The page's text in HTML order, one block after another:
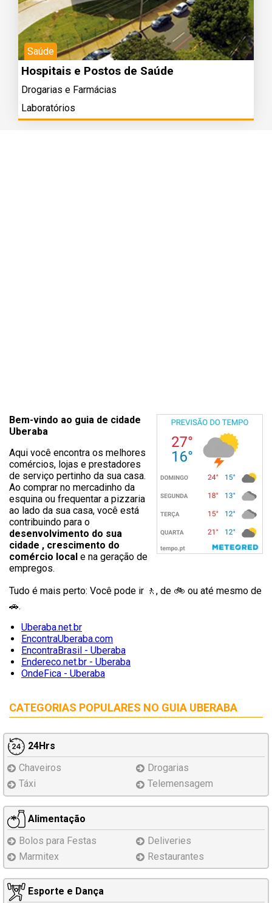
Saúde
Hospitais e Postos de Saúde
Drogarias e Farmácias
Laboratórios
Bem-vindo ao guia de cidade
Uberaba
Aqui você encontra os melhores
comércios, lojas e prestadores
de serviço pertinho da sua casa.
Ao comprar no mercadinho da
esquina ou frequentar a pizzaria
ao lado da sua casa, você está
contribuindo para o
desenvolvimento do sua
cidade , crescimento do
comércio local e na geração de
empregos.
Tudo é mais perto: Você pode ir 🚶‍, de 🚲 ou até mesmo de
🚗.
Uberaba.net.br
EncontraUberaba.com
EncontraBrasil - Uberaba
Endereco.net.br - Uberaba
OndeFica - Uberaba
CATEGORIAS POPULARES NO GUIA UBERABA
24Hrs
Chaveiros
Drogarias
Táxi
Telemensagem
Alimentação
Bolos para Festas
Deliveries
Marmitex
Restaurantes
Esporte e Dança